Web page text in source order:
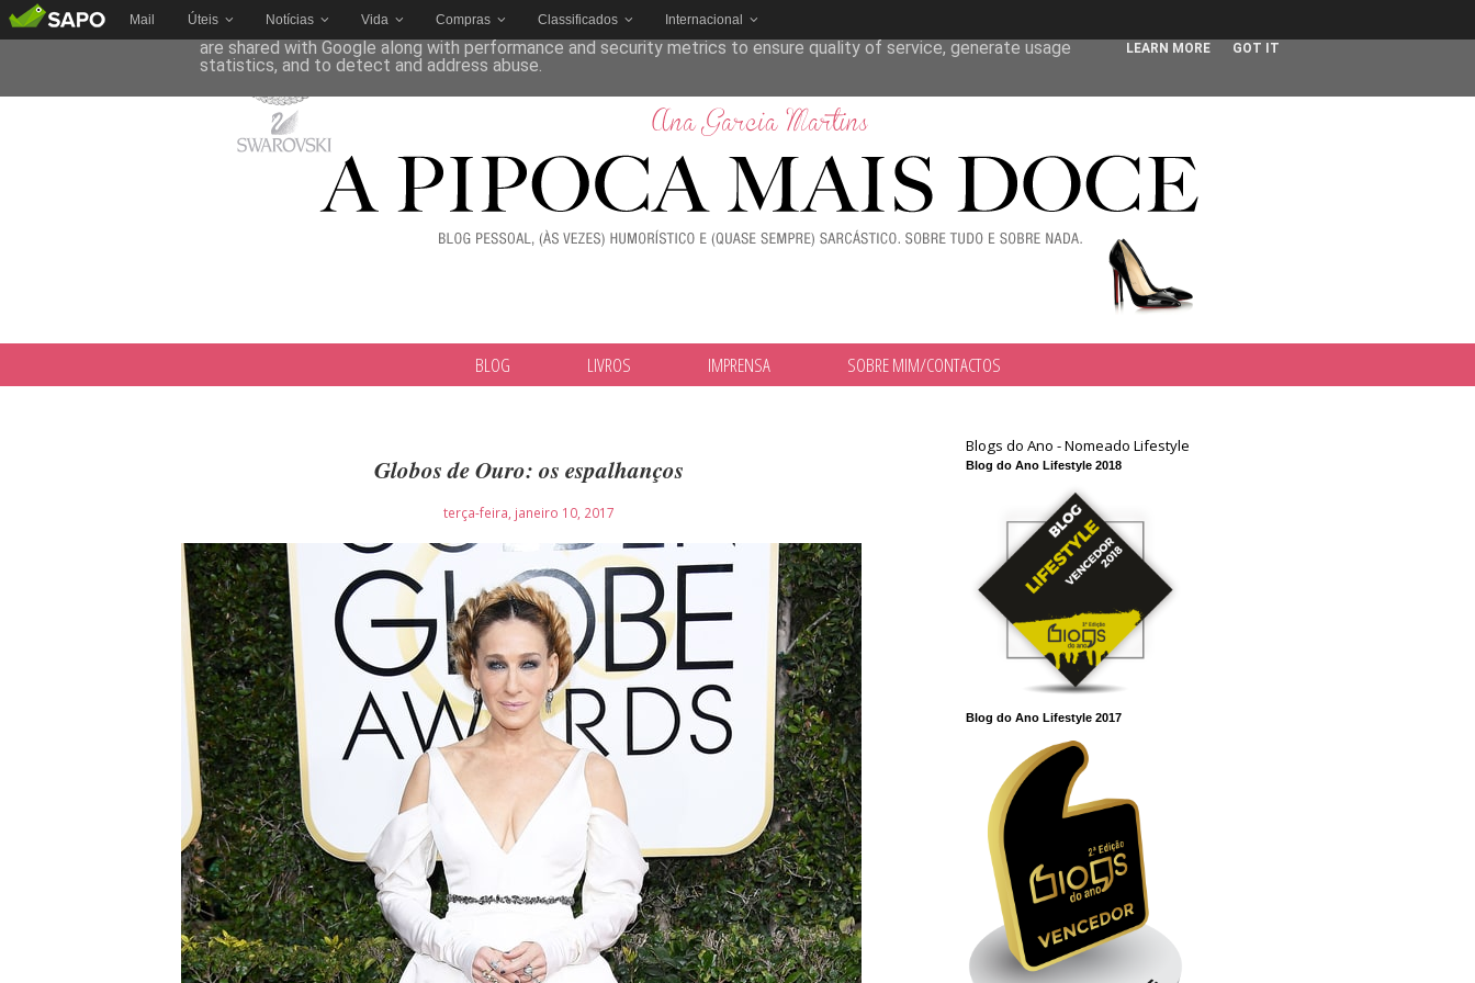
Mail Úteis Notícias Vida Compras Classificados Internacional
BLOG LIVROS IMPRENSA SOBRE MIM/CONTACTOS
Globos de Ouro: os espalhanços
terça-feira, janeiro 10, 2017
Blogs do Ano - Nomeado Lifestyle
Blog do Ano Lifestyle 2018
Blog do Ano Lifestyle 2017
This site uses cookies from Google to deliver its services and to analyze traffic. Your IP address and user-agent
are shared with Google along with performance and security metrics to ensure quality of service, generate usage
statistics, and to detect and address abuse.
LEARN MORE GOT IT